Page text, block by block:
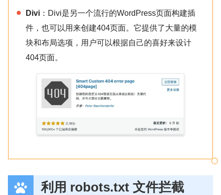
Divi ：Divi是另一个流行的WordPress页面构建插
件，也可以用来创建404页面。它提供了大量的模
块和布局选项，用户可以根据自己的喜好来设计
404页面。
利用 robots.txt 文件拦截